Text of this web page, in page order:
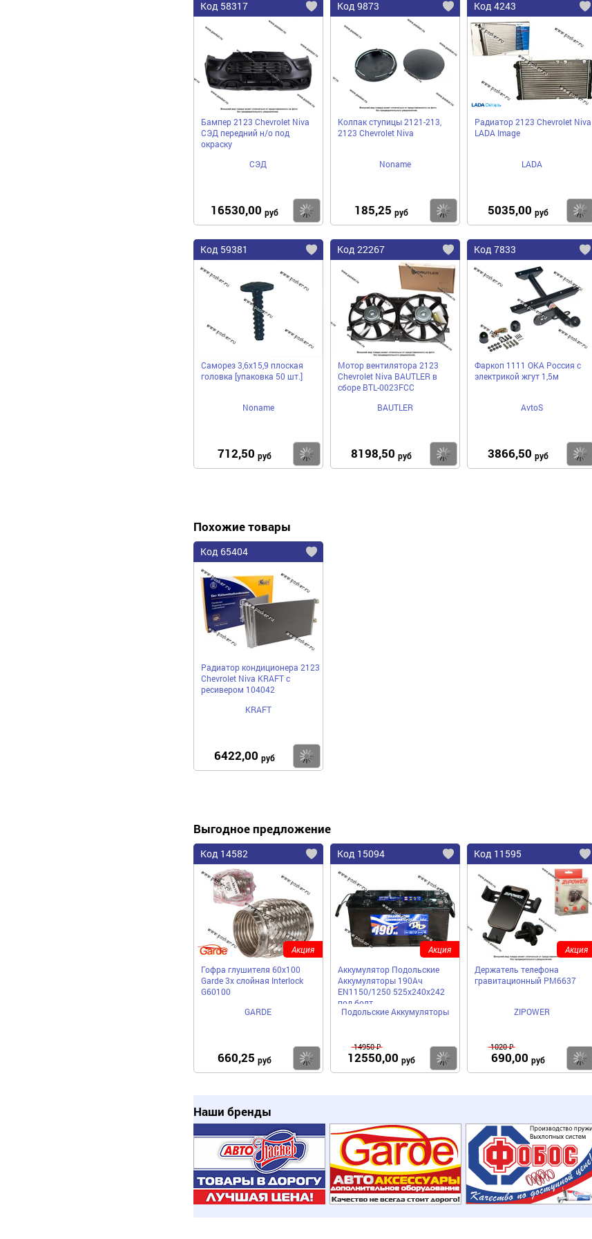
Код 58317
Бампер 2123 Chevrolet Niva
СЭД передний н/о под
окраску
СЭД
16530,00 руб Купить
Код 9873
Колпак ступицы 2121-213,
2123 Chevrolet Niva
Noname
185,25 руб Купить
Код 4243
Радиатор 2123 Chevrolet Niva
LADA Image
LADA
5035,00 руб
Код 59381
Саморез 3,6х15,9 плоская
головка [упаковка 50 шт.]
Noname
712,50 руб Купить
Код 22267
Мотор вентилятора 2123
Chevrolet Niva BAUTLER в
сборе BTL-0023FCC
BAUTLER
8198,50 руб Купить
Код 7833
Фаркоп 1111 ОКА Россия с
электрикой жгут 1,5м
AvtoS
3866,50 руб
Похожие товары
Код 65404
Радиатор кондиционера 2123
Chevrolet Niva KRAFT с
ресивером 104042
KRAFT
6422,00 руб
Выгодное предложение
Код 14582
Гофра глушителя 60x100
Garde 3х слойная Interloсk
G60100
GARDE
660,25 руб Купить
Акция
Код 15094
Аккумулятор Подольские
Аккумуляторы 190Ач
EN1150/1250 525х240х242
под болт
Подольские Аккумуляторы
14950 ₽
12550,00 руб Купить
Акция
Код 11595
Держатель телефона
гравитационный PM6637
ZIPOWER
1020 ₽
690,00 руб
Акция
Наши бренды